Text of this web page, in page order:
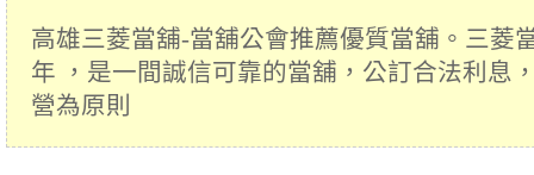
高雄三菱當舖-當舖公會推薦優質當舖。三菱
年 ，是一間誠信可靠的當舖，公訂合法利息
營為原則